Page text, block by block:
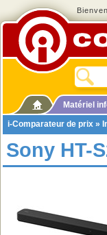
Matériel
i-Comparateur de prix »
Sony HT-